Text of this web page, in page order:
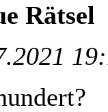
Rätsel